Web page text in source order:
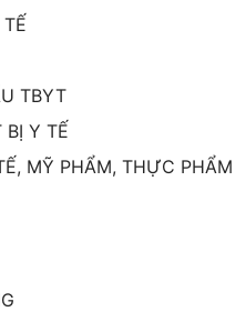
TBYT
BỊ Y TẾ
MỸ PHẨM, THỰC PHẨM